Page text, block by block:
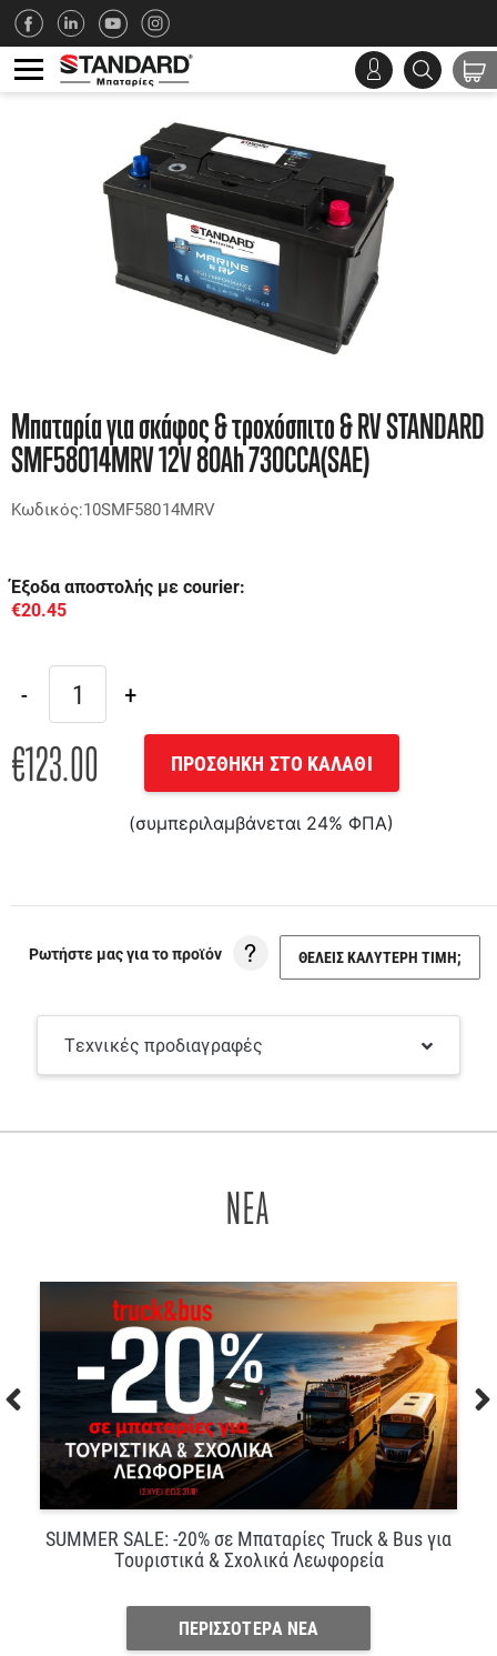
Μπαταρία για σκάφος & τροχόσπιτο & RV STANDARD
SMF58014MRV 12V 80Ah 730CCA(SAE)
Κωδικός:10SMF58014MRV
Έξοδα αποστολής με courier:
€20.45
€123.00 ΠΡΟΣΘΗΚΗ ΣΤΟ ΚΑΛΑΘΙ
(συμπεριλαμβάνεται 24% ΦΠΑ)
Ρωτήστε μας για το προϊόν ΘΕΛΕΙΣ ΚΑΛΥΤΕΡΗ ΤΙΜΗ;
Τεχνικές προδιαγραφές
ΝΕΑ
SUMMER SALE: -20% σε Μπαταρίες Truck & Bus για
Τουριστικά & Σχολικά Λεωφορεία
ΠΕΡΙΣΣΟΤΕΡΑ ΝΕΑ